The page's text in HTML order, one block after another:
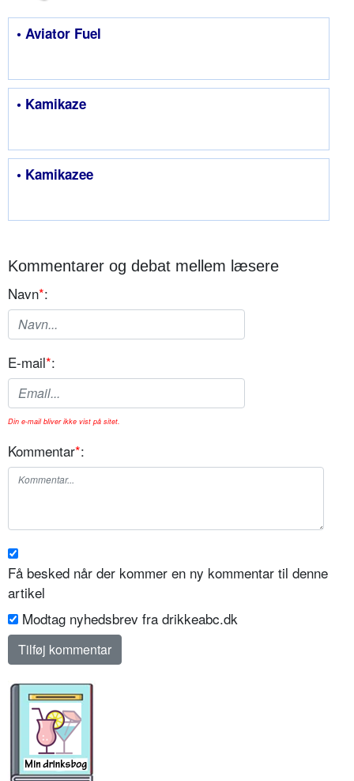
• Aviator Fuel
• Kamikaze
• Kamikazee
Kommentarer og debat mellem læsere
Navn*:
E-mail*:
Din e-mail bliver ikke vist på sitet.
Kommentar*:
Få besked når der kommer en ny kommentar til denne
artikel
Modtag nyhedsbrev fra drikkeabc.dk